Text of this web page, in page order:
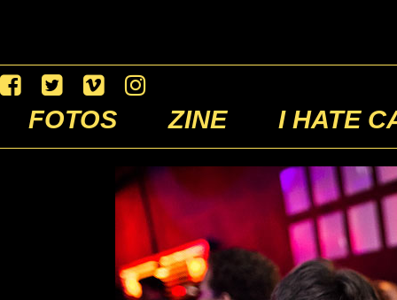
FOTOS ZINE I HATE